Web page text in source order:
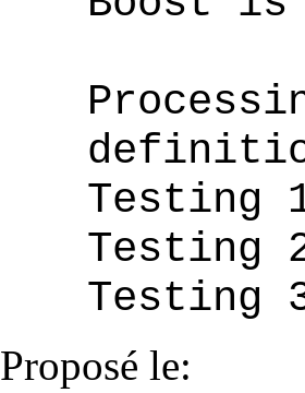
Testing
Testing
Testing
Proposé le: